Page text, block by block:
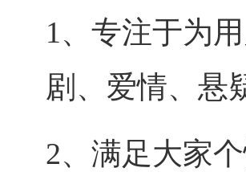
1、专注于为
剧、爱情、悬
2、满足大家